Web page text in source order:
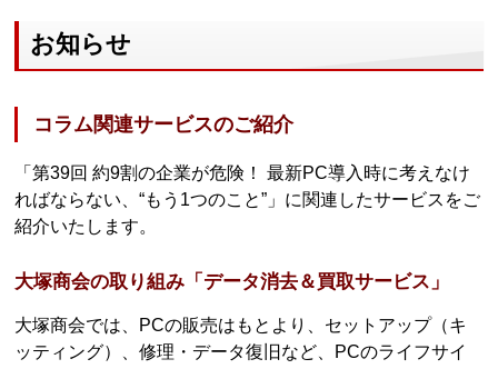
お知らせ
コラム関連サービスのご紹介
「第39回 約9割の企業が危険！ 最新PC導入時に考えなけ
ればならない、“もう1つのこと”」に関連したサービスをご
紹介いたします。
大塚商会の取り組み「データ消去＆買取サービス」
大塚商会では、PCの販売はもとより、セットアップ（キ
ッティング）、修理・データ復旧など、PCのライフサイ